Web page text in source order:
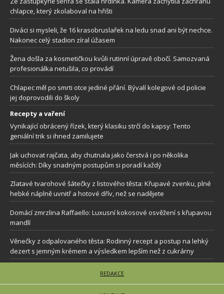
chlapce, který zkolaboval na hřišti
Diváci si mysleli, že 16 krasobruslařek na ledu snad ani být nechce.
Nakonec celý stadion zíral úžasem
Žena došla za kosmetičkou kvůli rutinní úpravě obočí. Samozvaná
profesionálka netušila, co provádí
Chlapec měl po smrti otce jediné přání. Bývalí kolegové od policie
jej doprovodili do školy
Recepty a vaření
Vynikající obrácený řízek, který klasiku strčí do kapsy: Tento
geniální trik si ihned zamilujete
Jak uchovat rajčata, aby chutnala jako čerstvá i po několika
měsících: Díky snadným postupům si poradí každý
Zlatavé tvarohové šátečky z listového těsta: Křupavé zvenku, plné
hebké náplně uvnitř a hotové dřív, než se nadějete
Domácí zmrzlina Raffaello: Luxusní kokosové osvěžení s křupavou
mandlí
Věnečky z odpalovaného těsta: Rodinný recept a postup na lehký
dezert s jemným krémem a výsledkem lepším než z cukrárny
REDAKCE